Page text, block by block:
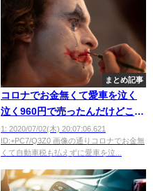
まとめ記事
コロナでお金無くて愛車を泣く
泣く960円で売ったんだけどこれ
訴えたら勝てる、、、？
1: 2020/07/02(木) 20:07:06.621
ID:+PC7/Q3Z0 画像の通りコロナでお金無
くて自動車税も払えずに愛車を泣...